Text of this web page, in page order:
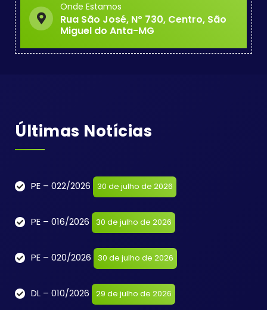
Onde Estamos
Rua São José, Nº 730, Centro, São
Miguel do Anta-MG
Últimas Notícias
PE – 022/2026 30 de julho de 2026
PE – 016/2026 30 de julho de 2026
PE – 020/2026 30 de julho de 2026
DL – 010/2026 29 de julho de 2026